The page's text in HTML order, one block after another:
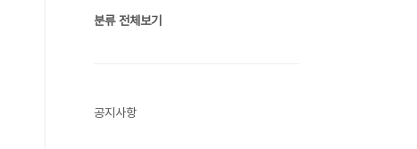
분류 전체보기
공지사항